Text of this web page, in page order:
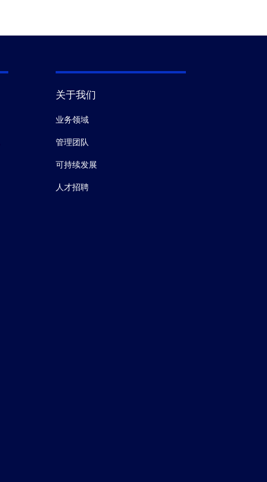
关于我们
业务领域
管理团队
可持续发展
人才招聘